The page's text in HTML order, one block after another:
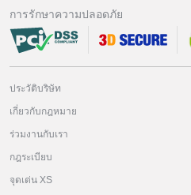
การรักษาความปลอดภัย
ประวัติบริษัท
เกี่ยวกับกฎหมาย
ร่วมงานกับเรา
กฎระเบียบ
จุดเด่น XS